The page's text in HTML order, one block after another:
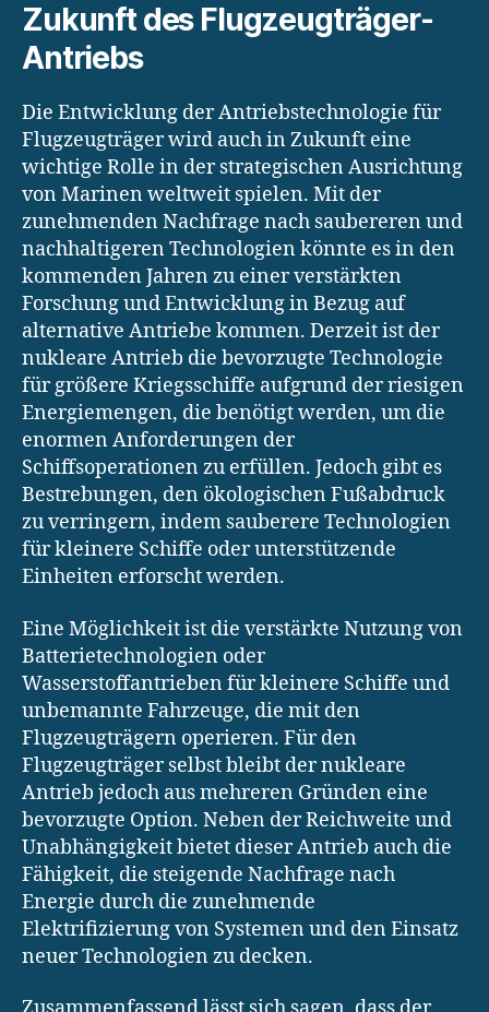
Zukunft des Flugzeugträger-
Antriebs
Die Entwicklung der Antriebstechnologie für
Flugzeugträger wird auch in Zukunft eine
wichtige Rolle in der strategischen Ausrichtung
von Marinen weltweit spielen. Mit der
zunehmenden Nachfrage nach saubereren und
nachhaltigeren Technologien könnte es in den
kommenden Jahren zu einer verstärkten
Forschung und Entwicklung in Bezug auf
alternative Antriebe kommen. Derzeit ist der
nukleare Antrieb die bevorzugte Technologie
für größere Kriegsschiffe aufgrund der riesigen
Energiemengen, die benötigt werden, um die
enormen Anforderungen der
Schiffsoperationen zu erfüllen. Jedoch gibt es
Bestrebungen, den ökologischen Fußabdruck
zu verringern, indem sauberere Technologien
für kleinere Schiffe oder unterstützende
Einheiten erforscht werden.
Eine Möglichkeit ist die verstärkte Nutzung von
Batterietechnologien oder
Wasserstoffantrieben für kleinere Schiffe und
unbemannte Fahrzeuge, die mit den
Flugzeugträgern operieren. Für den
Flugzeugträger selbst bleibt der nukleare
Antrieb jedoch aus mehreren Gründen eine
bevorzugte Option. Neben der Reichweite und
Unabhängigkeit bietet dieser Antrieb auch die
Fähigkeit, die steigende Nachfrage nach
Energie durch die zunehmende
Elektrifizierung von Systemen und den Einsatz
neuer Technologien zu decken.